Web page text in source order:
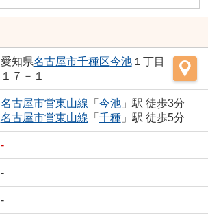
愛知県名古屋市千種区今池１丁目
１７－１
名古屋市営東山線 「 今池」駅 徒歩3分
名古屋市営東山線 「 千種」駅 徒歩5分
-
-
-